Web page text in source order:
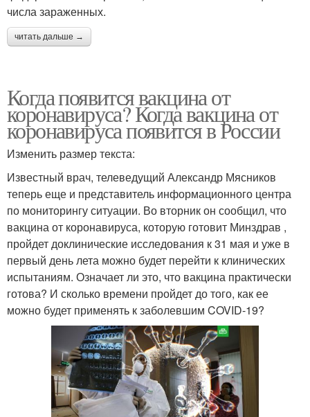
числа зараженных.
читать дальше →
Когда появится вакцина от
коронавируса? Когда вакцина от
коронавируса появится в России
Изменить размер текста:
Известный врач, телеведущий Александр Мясников
теперь еще и представитель информационного центра
по мониторингу ситуации. Во вторник он сообщил, что
вакцина от коронавируса, которую готовит Минздрав ,
пройдет доклинические исследования к 31 мая и уже в
первый день лета можно будет перейти к клинических
испытаниям. Означает ли это, что вакцина практически
готова? И сколько времени пройдет до того, как ее
можно будет применять к заболевшим COVID-19?